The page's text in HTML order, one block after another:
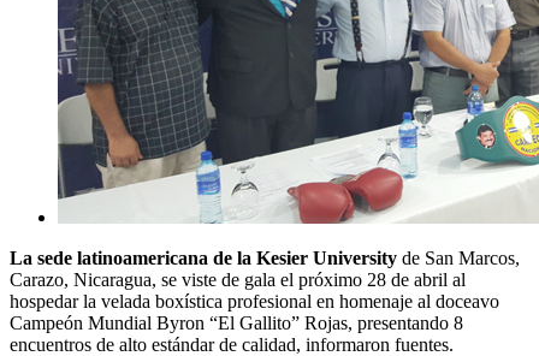
La sede latinoamericana de la Kesier University de San Marcos,
Carazo, Nicaragua, se viste de gala el próximo 28 de abril al
hospedar la velada boxística profesional en homenaje al doceavo
Campeón Mundial Byron “El Gallito” Rojas, presentando 8
encuentros de alto estándar de calidad, informaron fuentes.